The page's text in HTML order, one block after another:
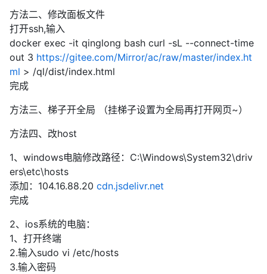
方法二、修改面板文件
打开ssh,输入
docker exec -it qinglong bash curl -sL --connect-time
out 3 https://gitee.com/Mirror/ac/raw/master/index.ht
ml > /ql/dist/index.html
完成
方法三、梯子开全局 （挂梯子设置为全局再打开网页~）
方法四、改host
1、windows电脑修改路径：C:\Windows\System32\driv
ers\etc\hosts
添加：104.16.88.20 cdn.jsdelivr.net
完成
2、ios系统的电脑：
1、打开终端
2.输入sudo vi /etc/hosts
3.输入密码